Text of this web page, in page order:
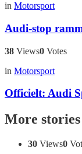
in Motorsport
Audi-stop
38 Views0 Votes
in Motorsport
Officielt: Audi
More stories
30 Views0